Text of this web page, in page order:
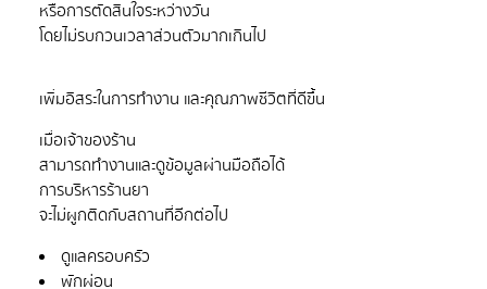
หรือการตัดสินใจระหว่างวัน
เมื่อเจ้าของร้าน
สามารถทำงานและดูข้อมูลผ่านมือถือได้
การบริหารร้านยา
ดูแลครอบครัว
พักผ่อน